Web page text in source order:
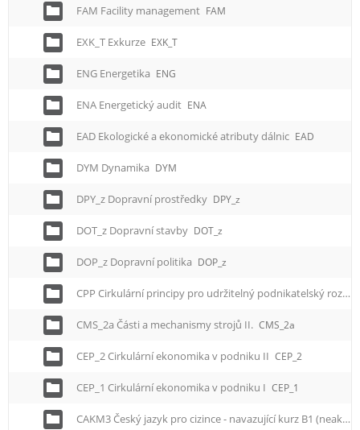
FAM Facility management FAM
EXK_T Exkurze EXK_T
ENG Energetika ENG
ENA Energetický audit ENA
EAD Ekologické a ekonomické atributy dálnic EAD
DYM Dynamika DYM
DPY_z Dopravní prostředky DPY_z
DOT_z Dopravní stavby DOT_z
DOP_z Dopravní politika DOP_z
CPP Cirkulární principy pro udržitelný podnikatelský rozvoj
CMS_2a Části a mechanismy strojů II. CMS_2a
CEP_2 Cirkulární ekonomika v podniku II CEP_2
CEP_1 Cirkulární ekonomika v podniku I CEP_1
CAKM3 Český jazyk pro cizince - navazující kurz B1 (neakreditovaný)